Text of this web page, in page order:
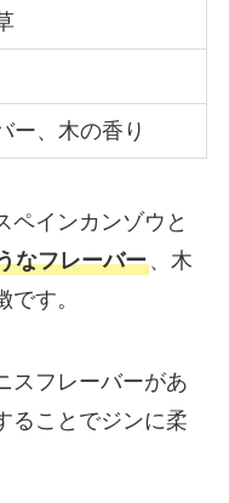
ー、木の香り
ペインカンゾウと
なフレーバー、木
す。
スフレーバーがあ
ることでジンに柔